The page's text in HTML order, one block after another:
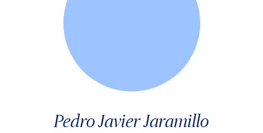
Pedro Javier Jaramillo